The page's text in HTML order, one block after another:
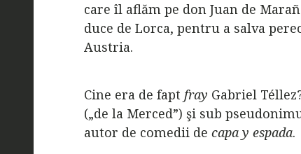
care îl aflăm pe don Juan de
duce de Lorca, pentru a salva
Austria.
Cine era de fapt fray Gabriel
(„de la Merced”) şi sub
autor de comedii de capa y espada.